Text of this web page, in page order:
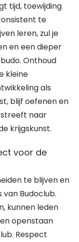
tijd, toewijding
te
leren, zul je
en een dieper
Onthoud
kleine
als
blijf oefenen en
streeft naar
krijgskunst.
voor de
te blijven en
Budoclub.
kunnen leden
openstaan
Respect